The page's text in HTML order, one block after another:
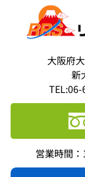
大阪府
新
営業時間